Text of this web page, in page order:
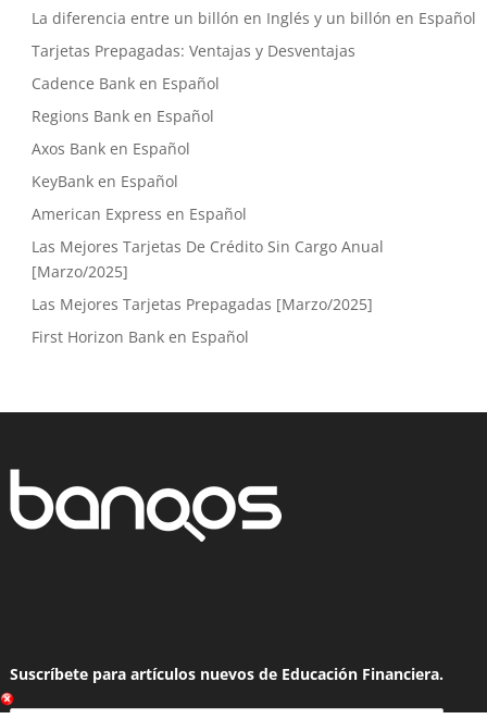
La diferencia entre un billón en Inglés y un billón en Español
Tarjetas Prepagadas: Ventajas y Desventajas
Cadence Bank en Español
Regions Bank en Español
Axos Bank en Español
KeyBank en Español
American Express en Español
Las Mejores Tarjetas De Crédito Sin Cargo Anual
[Marzo/2025]
Las Mejores Tarjetas Prepagadas [Marzo/2025]
First Horizon Bank en Español
Suscríbete para artículos nuevos de Educación Financiera.